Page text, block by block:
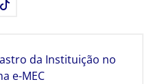
da Instituição no
e-MEC